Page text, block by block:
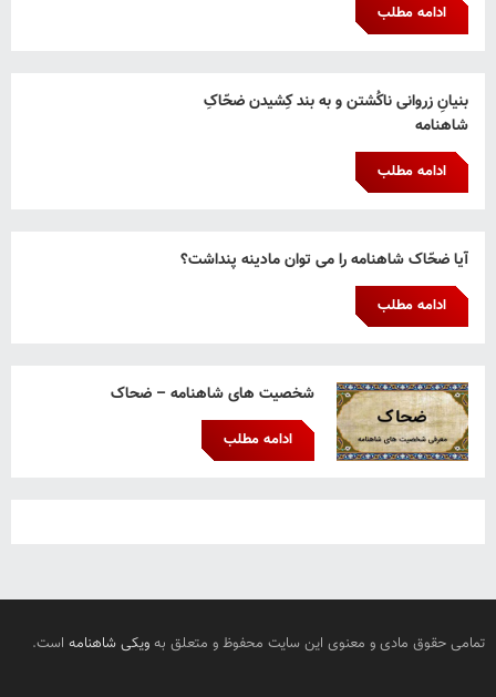
ادامه مطلب
بنیانِ زروانی ناکُشتن و به بند کِشیدن ضحّاکِ
شاهنامه
ادامه مطلب
آیا ضحّاک شاهنامه را می توان مادینه پنداشت؟
ادامه مطلب
شخصیت های شاهنامه – ضحاک
ادامه مطلب
تمامی حقوق مادی و معنوی این سایت محفوظ و متعلق به ویکی شاهنامه است.